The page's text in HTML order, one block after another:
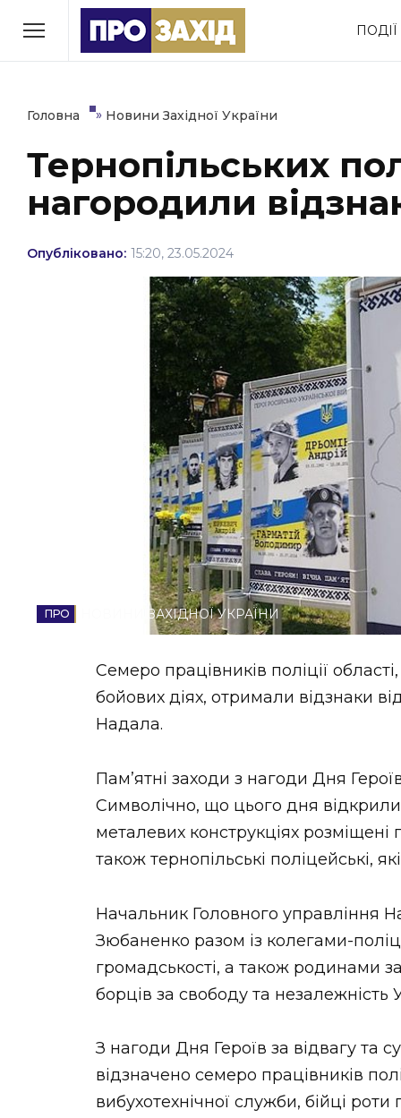
ПОДІЇ
РУБРИКИ
Економіка Здоров’я
Політика Соціум
Втрачений Ужгород
(відеоверсія)
ЗАКАРПАТСЬКІ НОВИНИ
НОВИНИ ЗАХІДНОЇ УКРАЇНИ
ВІДЕО
Головна » Новини Західної України
Тернопільських
нагородили
Опубліковано: 15:20, 23.05.2024
НОВИНИ ЗАХІДНОЇ УКРАЇНИ
Семеро працівників поліції
бойових діях, отримали відзнаки
Надала.
Пам’ятні заходи з нагоди Дня
Символічно, що цього дня
металевих конструкціях
також тернопільські поліцейські,
Начальник Головного управління
Зюбаненко разом із колегами-
громадськості, а також родинами
борців за свободу та незалежність
З нагоди Дня Героїв за відвагу та
відзначено семеро працівників
вибухотехнічної служби, бійці